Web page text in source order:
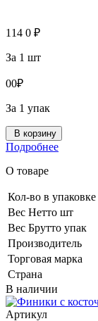
114 0 ₽
За 1 шт
00₽
За 1 упак
В корзину
Подробнее
О товаре
Кол-во в упаковке
Вес Нетто шт
Вес Брутто упак
Производитель
Торговая марка
Страна
В наличии
Артикул